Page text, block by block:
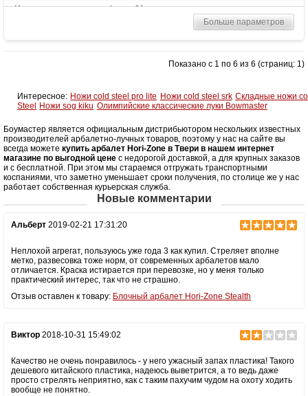
Начальная скорость, м/сек
81
11 дюймов (28 см)
Размах плечей (см)
66
Комплектация
Оптический прицел 4х32, кивер Shelter,
натяжитель Talon, 2 алюминиевые
Масса (кг)
2.85
Назначение
Развлечение, охота
Особенности
Конструкция булл-пап, планка Пикатинни
под направляющей, телескопический
приклад, тетива крепится к плечам с
помощью роликов
Больше параметров
Показано с 1 по 6 из 6 (страниц: 1)
Интересное: Ножи cold steel pro lite Ножи cold steel srk Складные ножи
Steel
Ножи sog kiku Олимпийские классические луки Bowmaster
Боумастер является официальным дистрибьютором нескольких известных
производителей арбалетно-лучных товаров, поэтому у нас на сайте вы
всегда можете купить арбалет Hori-Zone в Твери в нашем интернет
магазине по выгодной цене с недорогой доставкой, а для крупных заказов
и с бесплатной. При этом мы стараемся отгружать транспортными
коспаниями, что заметно уменьшает сроки получения, по столице же у нас
работает собственная курьерская служба.
Новые комментарии
Альберт 2019-02-21 17:31:20
Неплохой агрегат, пользуюсь уже года 3 как купил. Стреляет вполне
метко, развесовка тоже норм, от современных арбалетов мало
отличается. Краска истирается при перевозке, но у меня только
практический интерес, так что не страшно.
Отзыв оставлен к товару: Блочный арбалет Hori-Zone Stealth
Виктор 2018-10-31 15:49:02
Качество не очень понравилось - у него ужасный запах пластика! Такого
дешевого китайского пластика, надеюсь выветрится, а то ведь даже
просто стрелять неприятно, как с таким пахучим чудом на охоту ходить
вообще не понятно.